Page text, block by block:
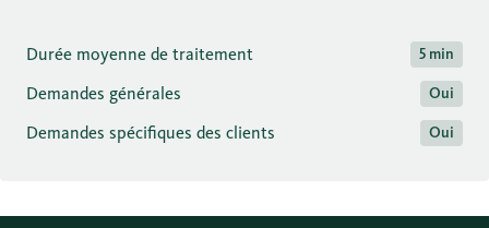
Durée moyenne de traitement 5 min
Demandes générales Oui
Demandes spécifiques des clients Oui